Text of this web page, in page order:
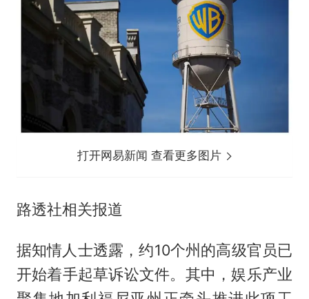
打开网易新闻 查看更多图片
路透社相关报道
据知情人士透露，约10个州的高级官员已
开始着手起草诉讼文件。其中，娱乐产业